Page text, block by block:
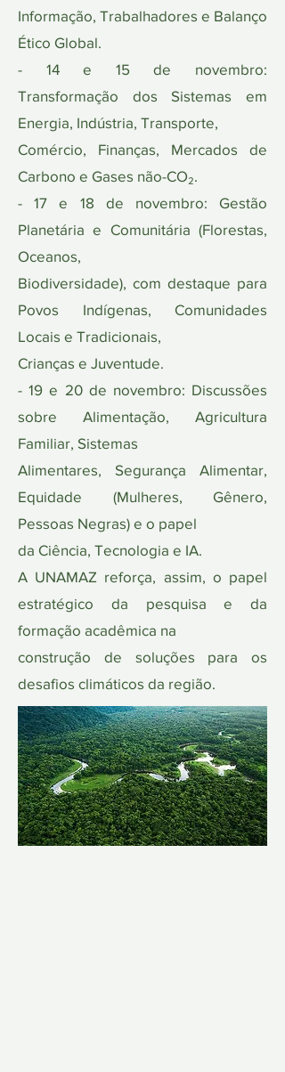
Informação, Trabalhadores e Balanço
Ético Global.
- 14 e 15 de novembro:
Transformação dos Sistemas em
Energia, Indústria, Transporte,
Comércio, Finanças, Mercados de
Carbono e Gases não-CO₂.
- 17 e 18 de novembro: Gestão
Planetária e Comunitária (Florestas,
Oceanos,
Biodiversidade), com destaque para
Povos Indígenas, Comunidades
Locais e Tradicionais,
Crianças e Juventude.
- 19 e 20 de novembro: Discussões
sobre Alimentação, Agricultura
Familiar, Sistemas
Alimentares, Segurança Alimentar,
Equidade (Mulheres, Gênero,
Pessoas Negras) e o papel
da Ciência, Tecnologia e IA.
A UNAMAZ reforça, assim, o papel
estratégico da pesquisa e da
formação acadêmica na
construção de soluções para os
desafios climáticos da região.